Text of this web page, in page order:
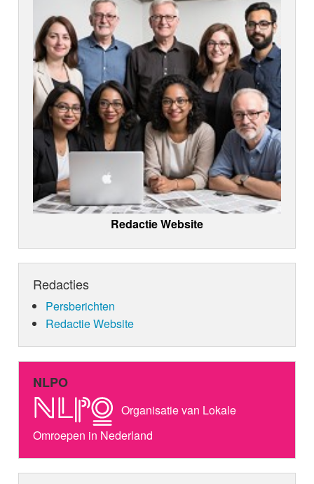
Redactie Website
Redacties
Persberichten
Redactie Website
NLPO
Organisatie van Lokale
Omroepen in Nederland